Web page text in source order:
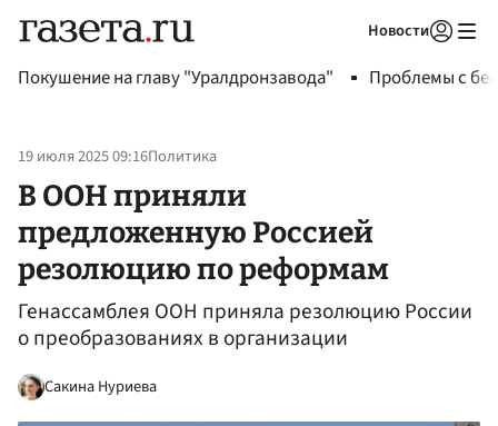
Новости
Покушение на главу "Уралдронзавода" Проблемы с
19 июля 2025 09:16Политика
В ООН приняли
предложенную Россией
резолюцию по реформам
Генассамблея ООН приняла резолюцию России
о преобразованиях в организации
Сакина Нуриева